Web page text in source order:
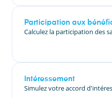
Participation aux
Calculez la participation des
Intéressement
Simulez votre accord